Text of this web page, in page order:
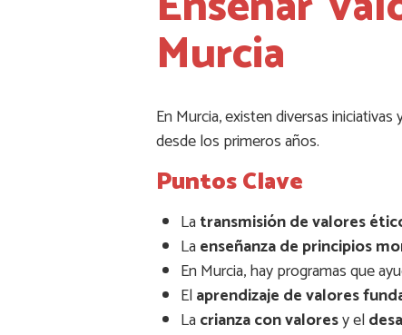
Murcia
En Murcia, existen diversas
desde los primeros años.
Puntos Clave
Latransmisión de valores
Laenseñanza de principios
En Murcia, hay programas que
Elaprendizaje de valores
Lacrianza con valoresy el